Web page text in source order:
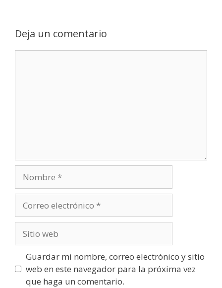
Deja un comentario
electrónico
web
Guardar mi nombre, correo electrónico y sitio
web en este navegador para la próxima vez
que haga un comentario.